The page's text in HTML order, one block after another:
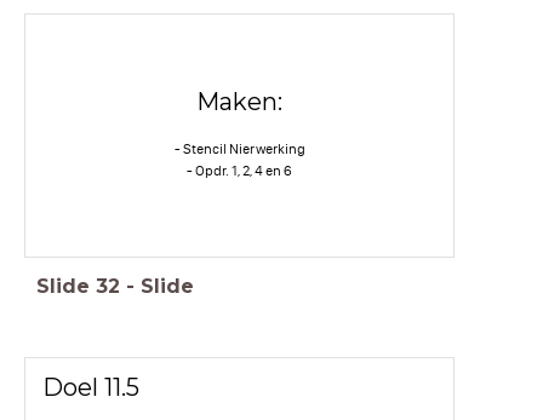
Maken:
- Stencil Nierwerking
- Opdr. 1, 2, 4 en 6
Slide 32 - Slide
Doel 11.5